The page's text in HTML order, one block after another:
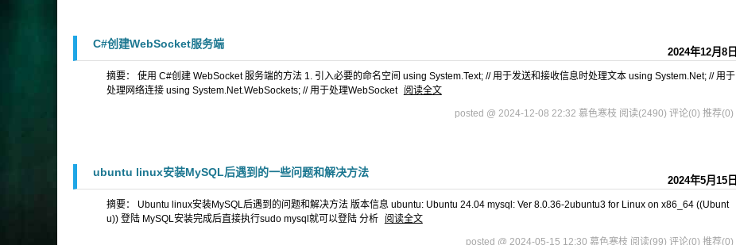
2024年12月8日
C#创建WebSocket服务端
摘要： 使用 C#创建 WebSocket 服务端的方法 1. 引入必要的命名空间 using System.Text; // 用于发送和接收信息时处理文本 using System.Net; // 用于
处理网络连接 using System.Net.WebSockets; // 用于处理WebSocket 阅读全文
posted @ 2024-12-08 22:32 慕色寒枝 阅读(2490) 评论(0) 推荐(0)
2024年5月15日
ubuntu linux安装MySQL后遇到的一些问题和解决方法
摘要： Ubuntu linux安装MySQL后遇到的问题和解决方法 版本信息 ubuntu: Ubuntu 24.04 mysql: Ver 8.0.36-2ubuntu3 for Linux on x86_64 ((Ubunt
u)) 登陆 MySQL安装完成后直接执行sudo mysql就可以登陆 分析
阅读全文
posted @ 2024-05-15 12:30 慕色寒枝 阅读(99) 评论(0) 推荐(0)